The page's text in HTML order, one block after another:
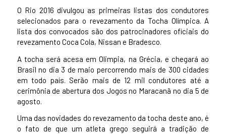
O Rio 2016 divulgou as primeiras listas dos condutores
selecionados para o revezamento da Tocha Olímpica. A
lista dos convocados são dos patrocinadores oficiais do
revezamento Coca Cola, Nissan e Bradesco.
A tocha será acesa em Olimpia, na Grécia, e chegará ao
Brasil no dia 3 de maio percorrendo mais de 300 cidades
em todo país. Serão mais de 12 mil condutores até a
cerimônia de abertura dos Jogos no Maracanã no dia 5 de
agosto.
Uma das novidades do revezamento da tocha deste ano, é
o fato de que um atleta grego seguirá a tradição de